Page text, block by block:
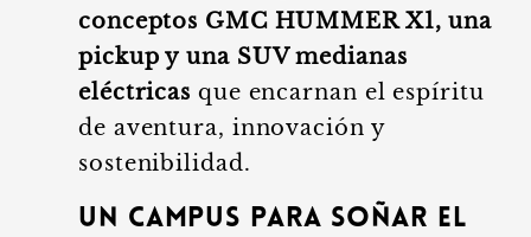
conceptos GMC HUMMER X1, una
pickup y una SUV medianas
eléctricas que encarnan el espíritu
de aventura, innovación y
sostenibilidad.
Un campus para soñar el